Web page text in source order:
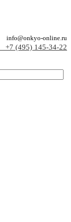
info@onkyo-online.ru
+7 (495) 145-34-22